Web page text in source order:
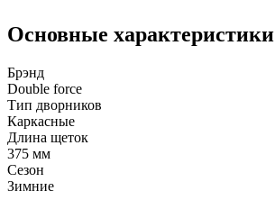
Основные характеристики
Брэнд
Double force
Тип дворников
Каркасные
Длина щеток
375 мм
Сезон
Зимние